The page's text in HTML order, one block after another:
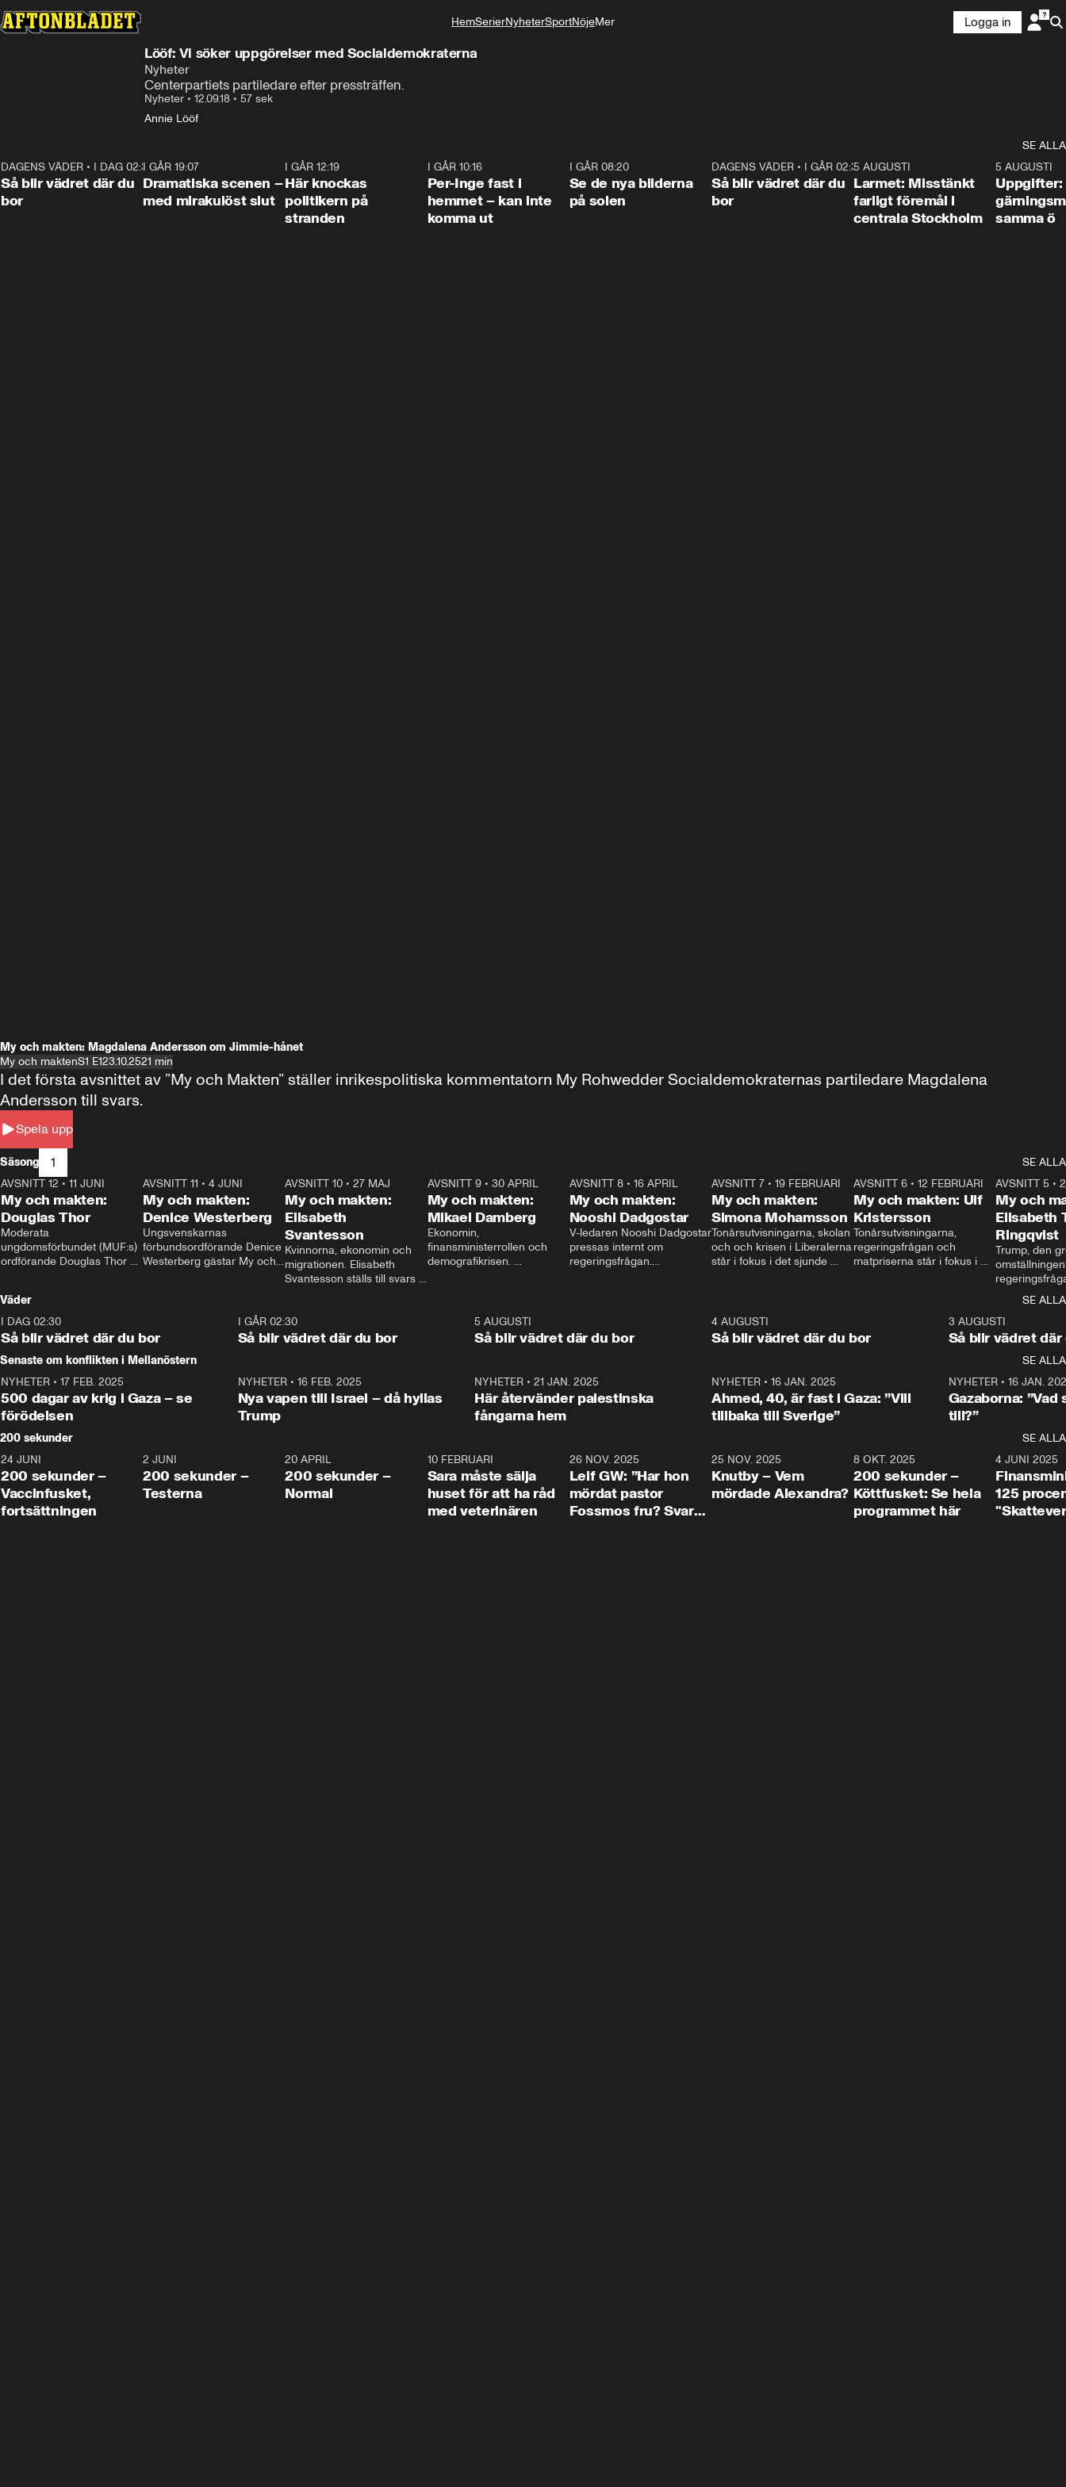
HemSerierNyheterSportNöjeMer
Logga in
Lööf: Vi söker uppgörelser med Socialdemokraterna
Nyheter
Centerpartiets partiledare efter pressträffen.
Nyheter • 12.09.18 • 57 sek
Annie Lööf
SE ALLA
1:06
DAGENS VÄDER • I DAG 02:30
Så blir vädret där du
bor
I GÅR 19:07
Dramatiska scenen –
med mirakulöst slut
I GÅR 12:19
Här knockas
politikern på
stranden
I GÅR 10:16
Per-Inge fast i
hemmet – kan inte
komma ut
I GÅR 08:20
Se de nya bilderna
på solen
1:06
DAGENS VÄDER• I GÅR 02:30
Så blir vädret där du
bor
0:35
5 AUGUSTI
Larmet: Misstänkt
farligt föremål i
centrala Stockholm
5 AUGUSTI
Uppgifter:
samma ö
My och makten: Magdalena Andersson om Jimmie-hånet
My och maktenS1 E123.10.2521 min
Spela upp
I det första avsnittet av ”My och Makten” ställer inrikespolitiska kommentatorn My Rohwedder Socialdemokraternas partiledare Magdalena
Andersson till svars.
Säsong 1
SE ALLA
26:27
AVSNITT 12 • 11 JUNI
My och makten:
Douglas Thor
Moderata
ungdomsförbundet (MUF:s)
ordförande Douglas Thor
tonårsutvisningarna och hur
Moderaterna ska locka
väljare till valet i höst.
23:40
AVSNITT 11 •4 JUNI
My och makten:
Denice Westerberg
Ungsvenskarnas
förbundsordförande Denice
Westerberg gästar My och
AVSNITT 10 •27 MAJ
My och makten:
Elisabeth
Svantesson
Kvinnorna, ekonomin och
migrationen. Elisabeth
Svantesson ställs till svars
AVSNITT 9• 30 APRIL
My och makten:
Mikael Damberg
Ekonomin,
finansministerrollen och
demografikrisen.
och Makten.
AVSNITT 8• 16 APRIL
My och makten:
Nooshi Dadgostar
V-ledaren Nooshi Dadgostar
pressas internt om
regeringsfrågan.
– Vi ställer upp i val. Ska vi
vara med så sitter vi förstås
24:30
AVSNITT 7• 19 FEBRUARI
My och makten:
Simona Mohamsson
Tonårsutvisningarna, skolan
och och krisen i Liberalerna
står i fokus i det sjunde
kommentator My
Rohwedder ställer
utbildnings- och
Mohamsson till svars.
27:30
AVSNITT 6 •12 FEBRUARI
My och makten: Ulf
Kristersson
Tonårsutvisningarna,
regeringsfrågan och
matpriserna står i fokus i
Rohwedder ställer
statsminister Ulf Kristersson
AVSNITT 5 •
My och
Elisabeth
Ringqvist
Trump, den
centrum i
avsnittet av
Makten”. Se
Aftonbladets
Rohwedder
Thand Ring
Väder
SE ALLA
I DAG 02:30
Så blir vädret där du bor
1:06
I GÅR 02:30
Så blir vädret där du bor
5 AUGUSTI
Så blir vädret där du bor
4 AUGUSTI
Så blir vädret där du bor
3 AUGUSTI
Så blir vädret där
Senaste om konflikten i Mellanöstern
SE ALLA
NYHETER • 17 FEB. 2025
500 dagar av krig i Gaza – se
förödelsen
NYHETER• 16 FEB. 2025
Nya vapen till Israel – då hyllas
Trump
NYHETER •21 JAN. 2025
Här återvänder palestinska
fångarna hem
NYHETER• 16 JAN. 2025
Ahmed, 40, är fast i Gaza: ”Vill
tillbaka till Sverige”
NYHETER• 16 JAN.
Gazaborna:
till?”
200 sekunder
SE ALLA
5:00
24 JUNI
200 sekunder –
Vaccinfusket,
fortsättningen
4:23
2 JUNI
200 sekunder –
Testerna
20 APRIL
200 sekunder –
Normal
10 FEBRUARI
Sara måste sälja
huset för att ha råd
med veterinären
26 NOV. 2025
Leif GW: ”Har hon
mördat pastor
Fossmos fru? Svar
31:05
25 NOV. 2025
Knutby – Vem
mördade Alexandra?
4:29
8 OKT. 2025
200 sekunder –
Köttfusket: Se hela
programmet här
4 JUNI 2025
125